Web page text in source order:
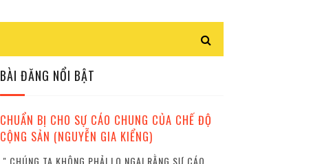
BÀI ĐĂNG NỔI BẬT
CHUẨN BỊ CHO SỰ CÁO CHUNG CỦA CHẾ ĐỘ
CỘNG SẢN (NGUYỄN GIA KIỂNG)
" CHÚNG TA KHÔNG PHẢI LO NGẠI RẰNG SỰ CÁO